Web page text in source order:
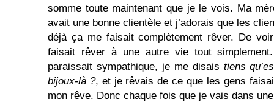
somme toute maintenant que je le vois. Ma
avait une bonne clientèle et j’adorais que les
déjà ça me faisait complètement rêver. De
faisait rêver à une autre vie tout
paraissait sympathique, je me disais tiens
bijoux-là ?, et je rêvais de ce que les gens
mon rêve. Donc chaque fois que je vais dans